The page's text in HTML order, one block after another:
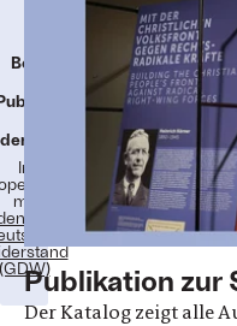
Besuch
In
mit
Publikation zur
Der Katalog zeigt alle